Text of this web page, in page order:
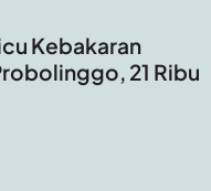
Kebakaran
21 Ribu